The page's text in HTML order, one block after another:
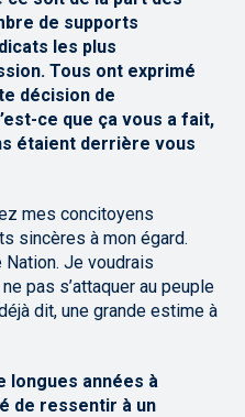
de supports
les plus
Tous ont exprimé
décision de
ce que ça vous a fait,
étaient derrière vous
mes concitoyens
sincères à mon égard.
Nation. Je voudrais
pas s’attaquer au peuple
dit, une grande estime à
longues années à
de ressentir à un